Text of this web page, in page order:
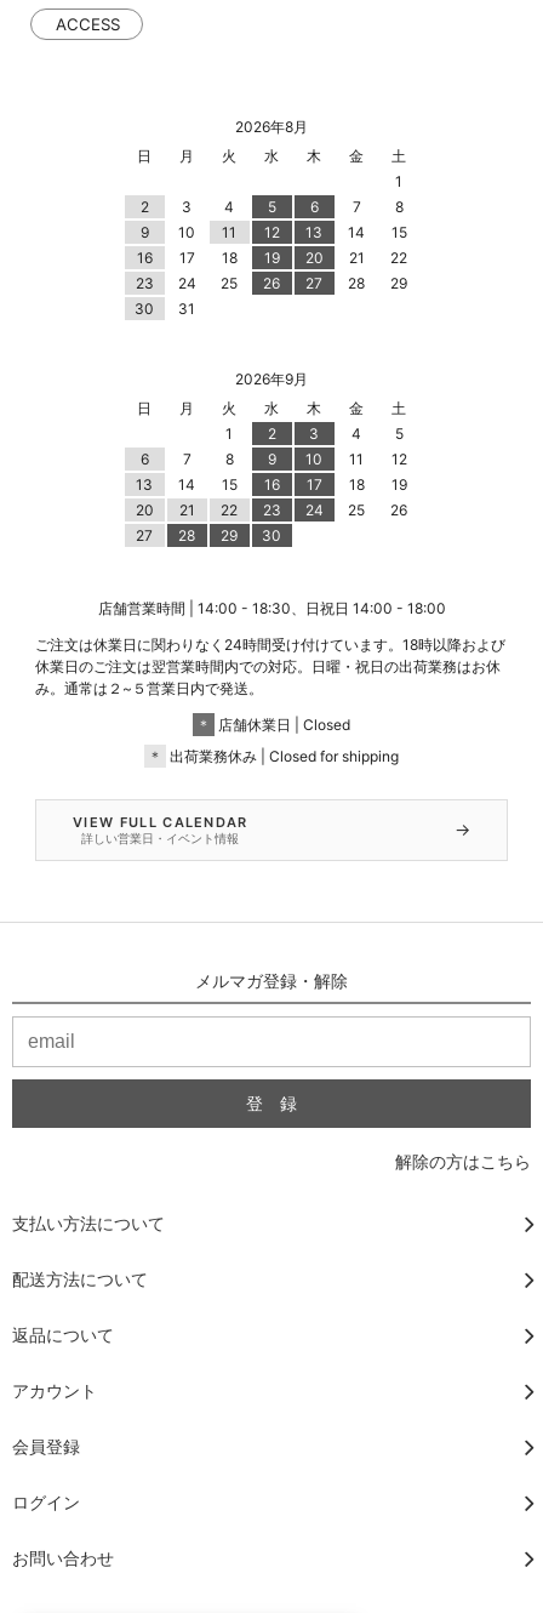
ACCESS
2026年8月
日
月 火 水 木 金
土
1
2
3 4 5 6 7
8
9
10 11 12 13 14
15
16
17 18 19 20 21
22
23
24 25 26 27 28
29
30
31
2026年9月
日
月 火 水 木 金
土
1
2 3 4
5
6
7 8 9 10 11
12
13
14 15 16 17 18
19
20
21 22 23 24 25
26
27
28 29 30
店舗営業時間 | 14:00 - 18:30、日祝日 14:00 - 18:00
ご注文は休業日に関わりなく24時間受け付けています。18時以降および
休業日のご注文は翌営業時間内での対応。日曜・祝日の出荷業務はお休
み。通常は２~５営業日内で発送。
＊
店舗休業日 | Closed
＊
出荷業務休み | Closed for shipping
VIEW FULL CALENDAR
詳しい営業日・イベント情報 →
メルマガ登録・解除
解除の方はこちら
支払い方法について
配送方法について
返品について
アカウント
会員登録
ログイン
お問い合わせ